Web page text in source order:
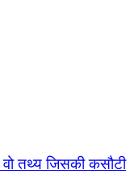
तथ्य जिसकी कसौटी